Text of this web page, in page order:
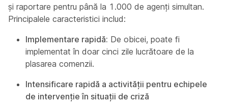
și raportare pentru până la 1.000 de agenți simultan.
Principalele caracteristici includ:
Implementare rapidă: De obicei, poate fi
implementat în doar cinci zile lucrătoare de la
plasarea comenzii.
Intensificare rapidă a activității pentru echipele
de intervenție în situații de criză